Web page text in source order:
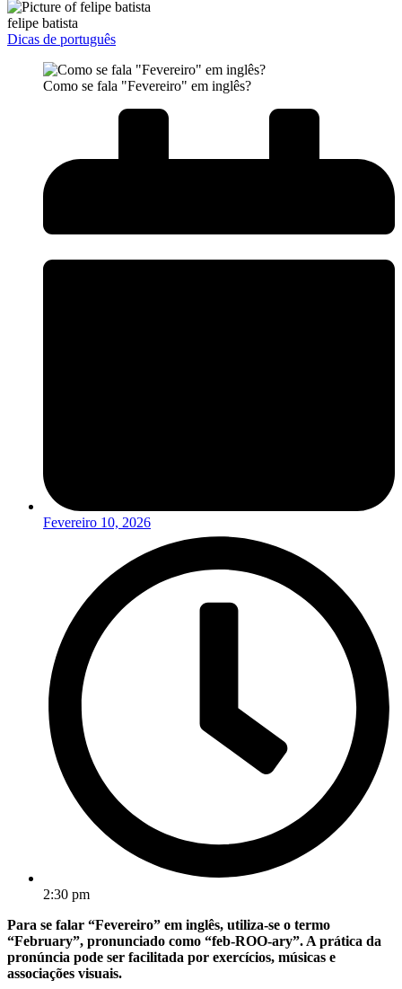
felipe batista
Dicas de português
Como se fala "Fevereiro" em inglês?
Fevereiro 10, 2026
2:30 pm
Para se falar “Fevereiro” em inglês, utiliza-se o termo
“February”, pronunciado como “feb-ROO-ary”. A prática da
pronúncia pode ser facilitada por exercícios, músicas e
associações visuais.